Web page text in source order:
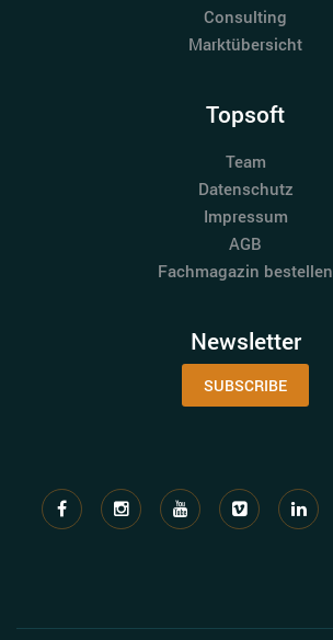
Consulting
Marktübersicht
Topsoft
Team
Datenschutz
Impressum
AGB
Fachmagazin bestellen
Newsletter
SUBSCRIBE